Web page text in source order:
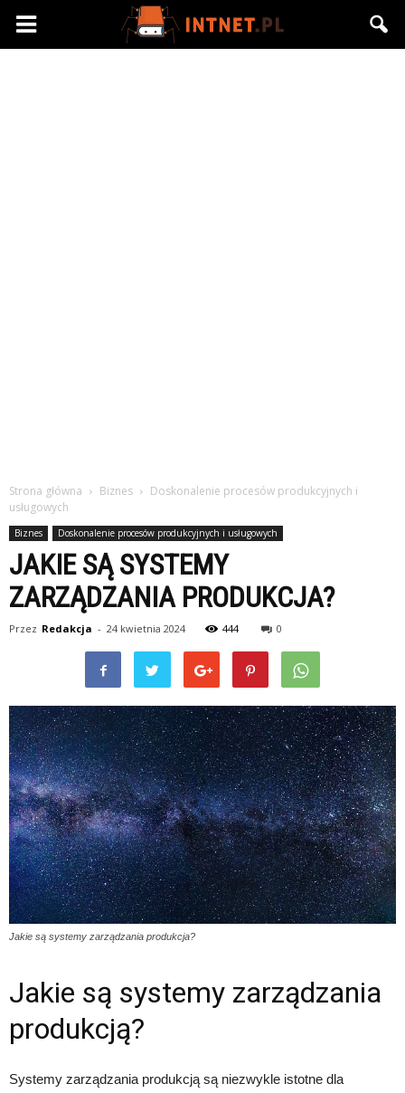
Intnet.pl
Strona główna Biznes
Doskonalenie procesów produkcyjnych i
usługowych
Biznes Doskonalenie procesów produkcyjnych i usługowych
JAKIE SĄ SYSTEMY
ZARZĄDZANIA PRODUKCJA?
Przez Redakcja - 24 kwietnia 2024 444 0
Jakie są systemy zarządzania produkcja?
Jakie są systemy zarządzania
produkcją?
Systemy zarządzania produkcją są niezwykle istotne dla